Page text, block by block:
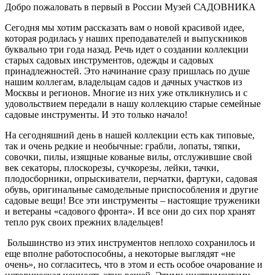
Добро пожаловать в первый в России Музей САДОВНИКА
Сегодня мы хотим рассказать вам о новой красивой идее,
которая родилась у наших преподавателей и выпускников
буквально три года назад. Речь идет о создании коллекции
старых садовых инструментов, одежды и садовых
принадлежностей. Это начинание сразу пришлась по душе
нашим коллегам, владельцам садов и дачных участков из
Москвы и регионов. Многие из них уже откликнулись и с
удовольствием передали в нашу коллекцию старые семейные
садовые инструменты. И это только начало!
На сегодняшний день в нашей коллекции есть как типовые,
так и очень редкие и необычные: грабли, лопаты, тяпки,
совочки, пилы, изящные кованые вилы, отслужившие свой
век секаторы, плоскорезы, сучкорезы, лейки, тачки,
плодосборники, опрыскиватели, перчатки, фартуки, садовая
обувь, оригинальные самодельные приспособления и другие
садовые вещи! Все эти инструменты – настоящие труженики
и ветераны «садового фронта». И все они до сих пор хранят
тепло рук своих прежних владельцев!
Большинство из этих инструментов неплохо сохранилось и
еще вполне работоспособны, а некоторые выглядят «не
очень», но согласитесь, что в этом и есть особое очарование и